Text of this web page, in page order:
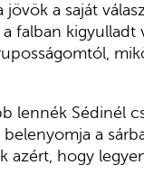
a saját
kigyulladt
lennék Sédinél
a
azért, hogy